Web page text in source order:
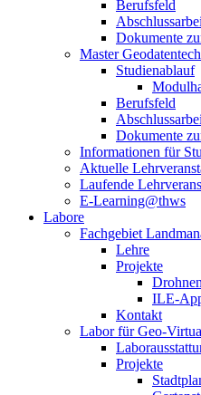
Berufsfeld
Dokumente
Master
Studienablauf
Berufsfeld
Dokumente
Informationen für
Aktuelle
Laufende
E-Learning@thws
Labore
Fachgebiet
Lehre
Projekte
ILE-
Kontakt
Labor für Geo-
Projekte